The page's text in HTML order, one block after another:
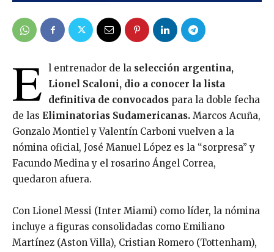
E l entrenador de la selección argentina,
Lionel Scaloni, dio a conocer la lista
definitiva de convocados para la doble fecha
de las Eliminatorias Sudamericanas. Marcos Acuña,
Gonzalo Montiel y Valentín Carboni vuelven a la
nómina oficial, José Manuel López es la “sorpresa” y
Facundo Medina y el rosarino Ángel Correa,
quedaron afuera.
Con Lionel Messi (Inter Miami) como líder, la nómina
incluye a figuras consolidadas como Emiliano
Martínez (Aston Villa), Cristian Romero (Tottenham),